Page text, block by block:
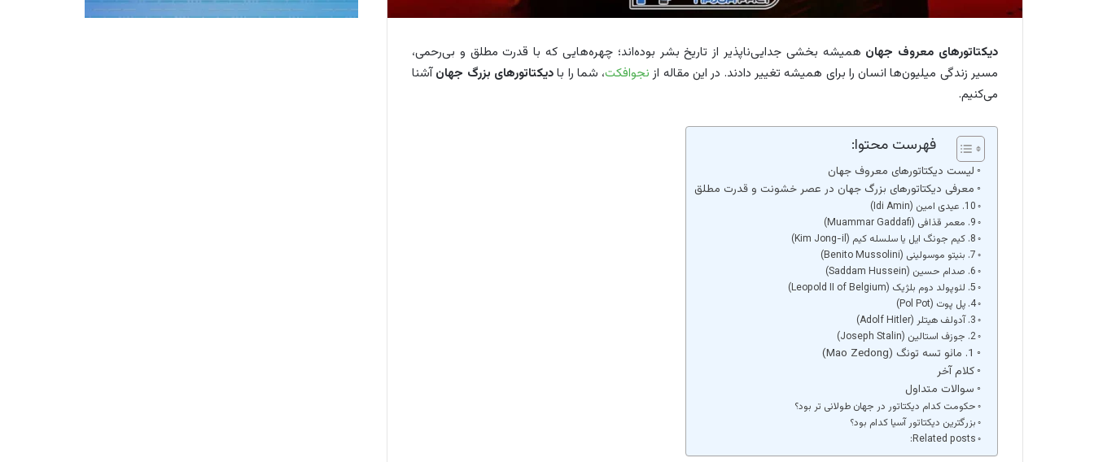
دیکتاتورهای معروف جهان همیشه بخشی جدایی‌ناپذیر از تاریخ بشر بوده‌اند؛ چهره‌هایی که با قدرت مطلق و بی‌رحمی،
مسیر زندگی میلیون‌ها انسان را برای همیشه تغییر دادند. در این مقاله ازنجوافکت، شما را بادیکتاتورهای بزرگ جهانآشنا
می‌کنیم.
فهرست محتوا:
لیست دیکتاتورهای معروف جهان
معرفی دیکتاتورهای بزرگ جهان در عصر خشونت و قدرت مطلق
10. عیدی امین (Idi Amin)
9. معمر قذافی (Muammar Gaddafi)
8. کیم جونگ ایل یا سلسله کیم (Kim Jong-il)
7. بنیتو موسولینی (Benito Mussolini)
6. صدام حسین (Saddam Hussein)
5. لئوپولد دوم بلژیک (Leopold II of Belgium)
4. پل پوت (Pol Pot)
3. آدولف هیتلر (Adolf Hitler)
2. جوزف استالین (Joseph Stalin)
1. مائو تسه تونگ (Mao Zedong)
کلام آخر
سوالات متداول
حکومت کدام دیکتاتور در جهان طولانی تر بود؟
بزرگترین دیکتاتور آسیا کدام بود؟
Related posts: